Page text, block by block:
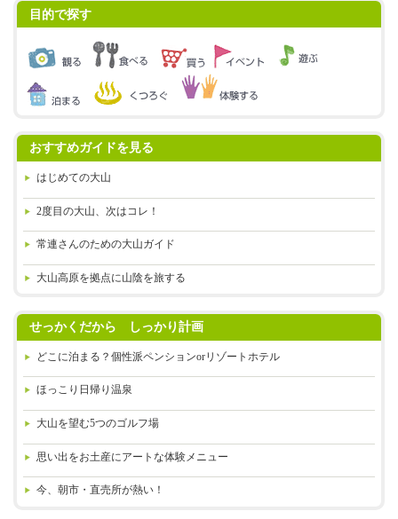
目的で探す
おすすめガイドを見る
はじめての大山
2度目の大山、次はコレ！
常連さんのための大山ガイド
大山高原を拠点に山陰を旅する
せっかくだから しっかり計画
どこに泊まる？個性派ペンションorリゾートホテル
ほっこり日帰り温泉
大山を望む5つのゴルフ場
思い出をお土産にアートな体験メニュー
今、朝市・直売所が熱い！